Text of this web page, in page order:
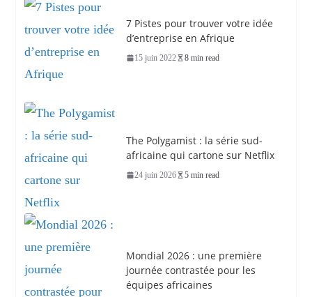
7 Pistes pour trouver votre idée
d’entreprise en Afrique
15 juin 2022 8 min read
The Polygamist : la série sud-
africaine qui cartone sur Netflix
24 juin 2026 5 min read
Mondial 2026 : une première
journée contrastée pour les
équipes africaines